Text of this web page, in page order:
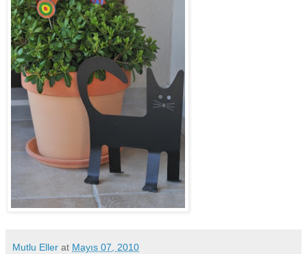
Mutlu Eller at Mayıs 07, 2010